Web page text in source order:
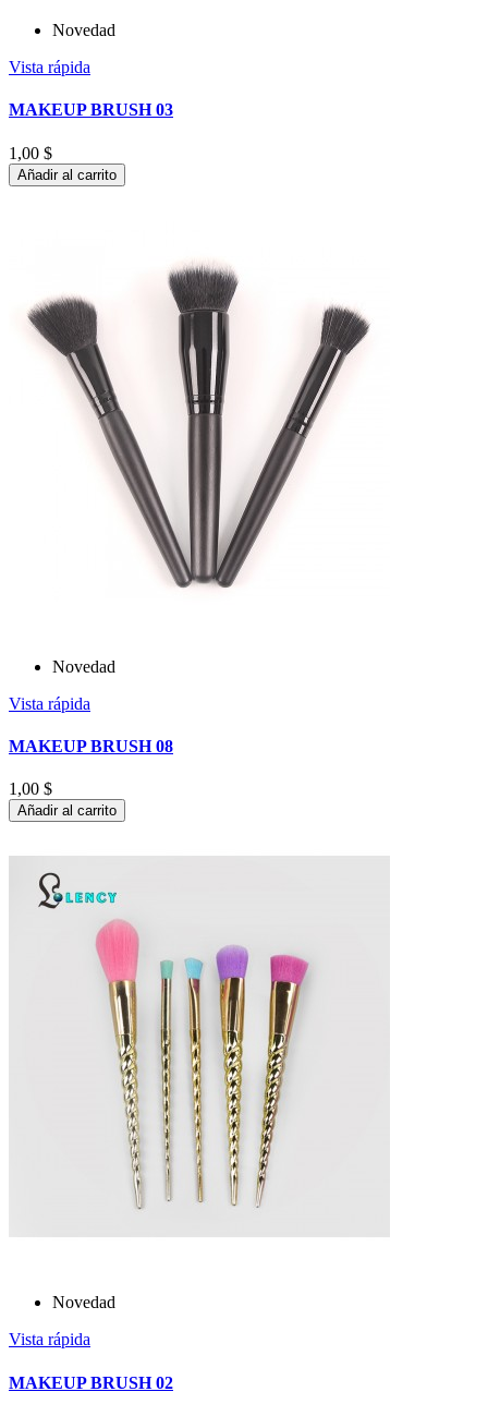
Novedad
Vista rápida
MAKEUP BRUSH 03
1,00 $
Añadir al carrito
Novedad
Vista rápida
MAKEUP BRUSH 08
1,00 $
Añadir al carrito
Novedad
Vista rápida
MAKEUP BRUSH 02